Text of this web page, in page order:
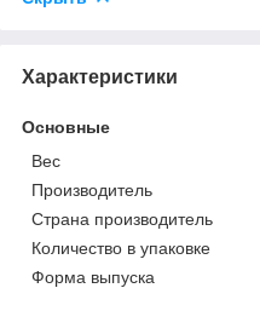
Характеристики
Основные
Вес
Производитель
Страна производитель
Количество в упаковке
Форма выпуска